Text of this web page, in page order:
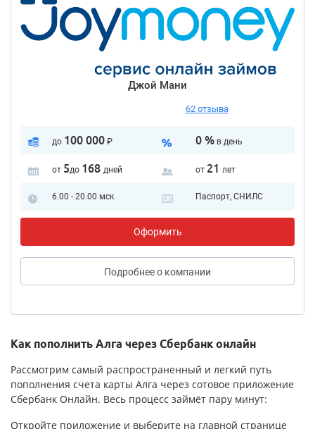
Джой Мани
62 отзыва
до 100 000₽ 0 %в день
от 5до 168 дней от 21 лет
6.00 - 20.00 мск Паспорт, СНИЛС
Оформить
Подробнеео компании
Как пополнить Алга через Сбербанк онлайн
Рассмотрим самый распространенный и легкий путь
пополнения счета карты Алга через сотовое приложение
Сбербанк Онлайн. Весь процесс займёт пару минут:
Откройте приложение и выберите на главной странице